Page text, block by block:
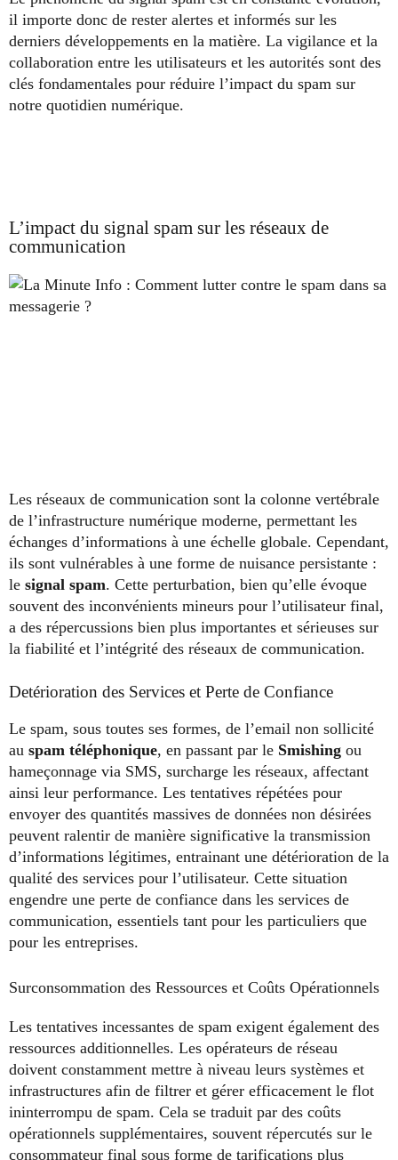
il importe donc de rester alertes et informés sur les
derniers développements en la matière. La vigilance et la
collaboration entre les utilisateurs et les autorités sont des
clés fondamentales pour réduire l’impact du spam sur
notre quotidien numérique.
L’impact du signal spam sur les réseaux de
communication
Les réseaux de communication sont la colonne vertébrale
de l’infrastructure numérique moderne, permettant les
échanges d’informations à une échelle globale. Cependant,
ils sont vulnérables à une forme de nuisance persistante :
le signal spam. Cette perturbation, bien qu’elle évoque
souvent des inconvénients mineurs pour l’utilisateur final,
a des répercussions bien plus importantes et sérieuses sur
la fiabilité et l’intégrité des réseaux de communication.
Detérioration des Services et Perte de Confiance
Le spam, sous toutes ses formes, de l’email non sollicité
au spam téléphonique, en passant par le Smishing ou
hameçonnage via SMS, surcharge les réseaux, affectant
ainsi leur performance. Les tentatives répétées pour
envoyer des quantités massives de données non désirées
peuvent ralentir de manière significative la transmission
d’informations légitimes, entrainant une détérioration de la
qualité des services pour l’utilisateur. Cette situation
engendre une perte de confiance dans les services de
communication, essentiels tant pour les particuliers que
pour les entreprises.
Surconsommation des Ressources et Coûts Opérationnels
Les tentatives incessantes de spam exigent également des
ressources additionnelles. Les opérateurs de réseau
doivent constamment mettre à niveau leurs systèmes et
infrastructures afin de filtrer et gérer efficacement le flot
ininterrompu de spam. Cela se traduit par des coûts
opérationnels supplémentaires, souvent répercutés sur le
consommateur final sous forme de tarifications plus